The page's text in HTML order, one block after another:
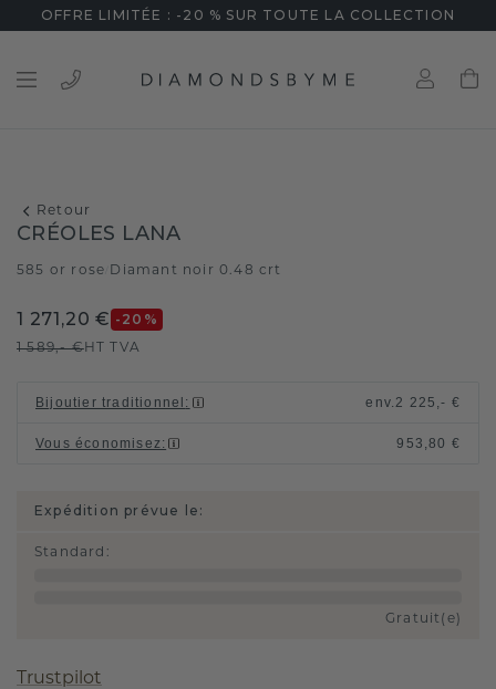
OFFRE LIMITÉE : -20 % SUR TOUTE LA COLLECTION
Retour
CRÉOLES LANA
585 or rose Diamant noir 0.48 crt
1 271,20 € -20 %
1 589,- €HT TVA
Bijoutier traditionnel : env.2 225,- €
Vous économisez: 953,80 €
Expédition prévue le:
Standard :
Gratuit(e)
Trustpilot